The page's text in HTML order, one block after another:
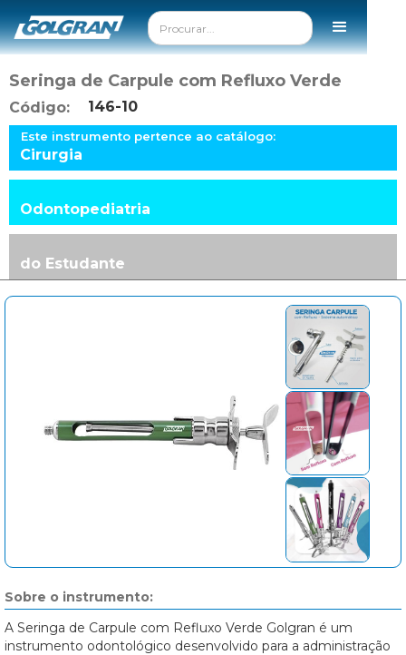
Seringa de Carpule com Refluxo Verde
Código: 146-10
Este instrumento pertence ao catálogo:
Cirurgia
Odontopediatria
do Estudante
Sobre o instrumento:
A Seringa de Carpule com Refluxo Verde Golgran é um
instrumento odontológico desenvolvido para a administração